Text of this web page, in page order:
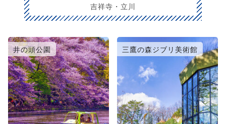
吉祥寺・立川
井の頭公園 三鷹の森ジブリ美術館